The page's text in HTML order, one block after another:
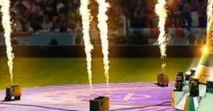
آغاز فروش اقساطی خودروی KMC SR۶ +
جزئیات